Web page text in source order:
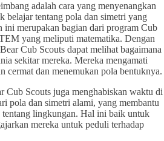
adalah cara yang menyenangkan
belajar tentang pola dan simetri yang
ini merupakan bagian dari program Cub
yang meliputi matematika. Dengan
Cub Scouts dapat melihat bagaimana
sekitar mereka. Mereka mengamati
cermat dan menemukan pola bentuknya.
Cub Scouts juga menghabiskan waktu di
pola dan simetri alami, yang membantu
tentang lingkungan. Hal ini baik untuk
mereka untuk peduli terhadap